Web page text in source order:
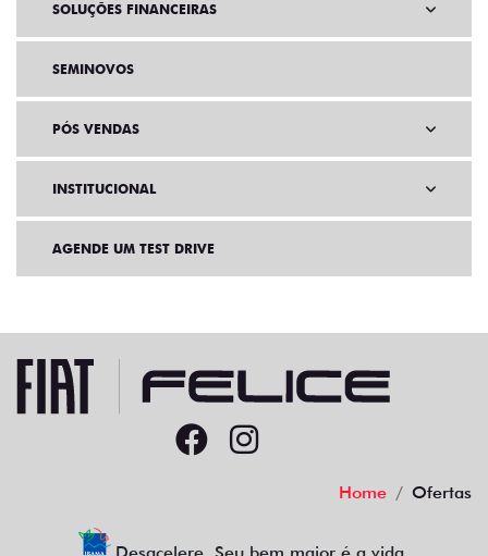
SOLUÇÕES FINANCEIRAS
SEMINOVOS
PÓS VENDAS
INSTITUCIONAL
AGENDE UM TEST DRIVE
Home Ofertas